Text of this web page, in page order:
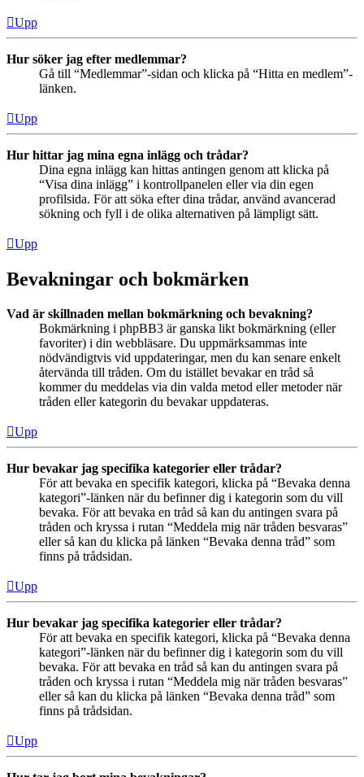
Upp
Hur söker jag efter medlemmar?
Gå till “Medlemmar”-sidan och klicka på “Hitta en medlem”-
länken.
Upp
Hur hittar jag mina egna inlägg och trådar?
Dina egna inlägg kan hittas antingen genom att klicka på
“Visa dina inlägg” i kontrollpanelen eller via din egen
profilsida. För att söka efter dina trådar, använd avancerad
sökning och fyll i de olika alternativen på lämpligt sätt.
Upp
Bevakningar och bokmärken
Vad är skillnaden mellan bokmärkning och bevakning?
Bokmärkning i phpBB3 är ganska likt bokmärkning (eller
favoriter) i din webbläsare. Du uppmärksammas inte
nödvändigtvis vid uppdateringar, men du kan senare enkelt
återvända till tråden. Om du istället bevakar en tråd så
kommer du meddelas via din valda metod eller metoder när
tråden eller kategorin du bevakar uppdateras.
Upp
Hur bevakar jag specifika kategorier eller trådar?
För att bevaka en specifik kategori, klicka på “Bevaka denna
kategori”-länken när du befinner dig i kategorin som du vill
bevaka. För att bevaka en tråd så kan du antingen svara på
tråden och kryssa i rutan “Meddela mig när tråden besvaras”
eller så kan du klicka på länken “Bevaka denna tråd” som
finns på trådsidan.
Upp
Hur bevakar jag specifika kategorier eller trådar?
För att bevaka en specifik kategori, klicka på “Bevaka denna
kategori”-länken när du befinner dig i kategorin som du vill
bevaka. För att bevaka en tråd så kan du antingen svara på
tråden och kryssa i rutan “Meddela mig när tråden besvaras”
eller så kan du klicka på länken “Bevaka denna tråd” som
finns på trådsidan.
Upp